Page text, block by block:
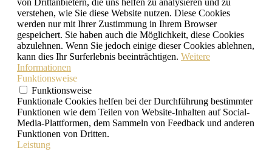
von Drittanbietern, die uns helfen zu analysieren und zu
verstehen, wie Sie diese Website nutzen. Diese Cookies
werden nur mit Ihrer Zustimmung in Ihrem Browser
gespeichert. Sie haben auch die Möglichkeit, diese Cookies
abzulehnen. Wenn Sie jedoch einige dieser Cookies ablehnen,
kann dies Ihr Surferlebnis beeinträchtigen. Weitere
Informationen
Funktionsweise
Funktionsweise
Funktionale Cookies helfen bei der Durchführung bestimmter
Funktionen wie dem Teilen von Website-Inhalten auf Social-
Media-Plattformen, dem Sammeln von Feedback und anderen
Funktionen von Dritten.
Leistung